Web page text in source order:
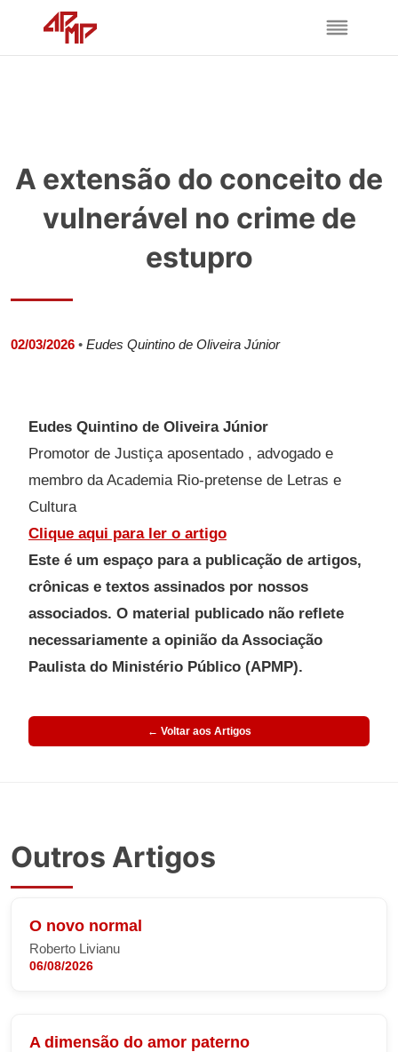
A extensão do conceito de
vulnerável no crime de
estupro
02/03/2026 • Eudes Quintino de Oliveira Júnior
Eudes Quintino de Oliveira Júnior
Promotor de Justiça aposentado , advogado e
membro da Academia Rio-pretense de Letras e
Cultura
Clique aqui para ler o artigo
Este é um espaço para a publicação de artigos,
crônicas e textos assinados por nossos
associados. O material publicado não reflete
necessariamente a opinião da Associação
Paulista do Ministério Público (APMP).
← Voltar aos Artigos
Outros Artigos
O novo normal
Roberto Livianu
06/08/2026
A dimensão do amor paterno